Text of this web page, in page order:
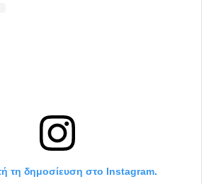
τη δημοσίευση στο Instagram.